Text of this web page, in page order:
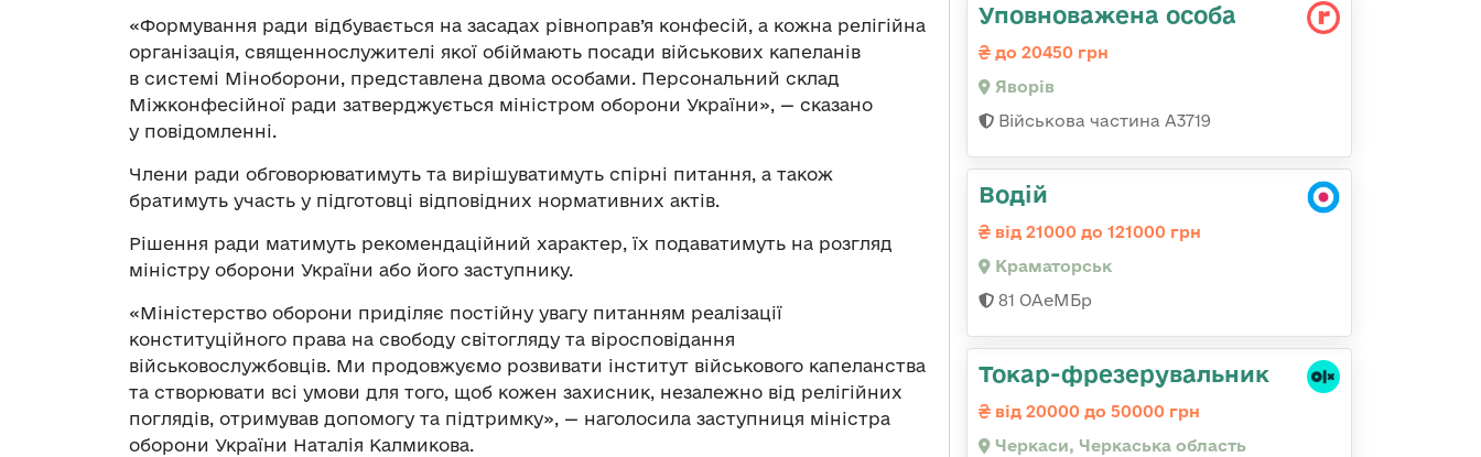
«Формування ради відбувається на засадах рівноправ’я конфесій, а кожна релігійна
організація, священнослужителі якої обіймають посади військових капеланів
в системі Міноборони, представлена двома особами. Персональний склад
Міжконфесійної ради затверджується міністром оборони України», — сказано
у повідомленні.
Члени ради обговорюватимуть та вирішуватимуть спірні питання, а також
братимуть участь у підготовці відповідних нормативних актів.
Рішення ради матимуть рекомендаційний характер, їх подаватимуть на розгляд
міністру оборони України або його заступнику.
«Міністерство оборони приділяє постійну увагу питанням реалізації
конституційного права на свободу світогляду та віросповідання
військовослужбовців. Ми продовжуємо розвивати інститут військового капеланства
та створювати всі умови для того, щоб кожен захисник, незалежно від релігійних
поглядів, отримував допомогу та підтримку», — наголосила заступниця міністра
оборони України Наталія Калмикова.
Уповноважена особа
до 20450 грн
Яворів
Військова частина А3719
Водій
від 21000 до 121000 грн
Краматорськ
81 ОАеМБр
Токар-фрезерувальник
від 20000 до 50000 грн
Черкаси, Черкаська область